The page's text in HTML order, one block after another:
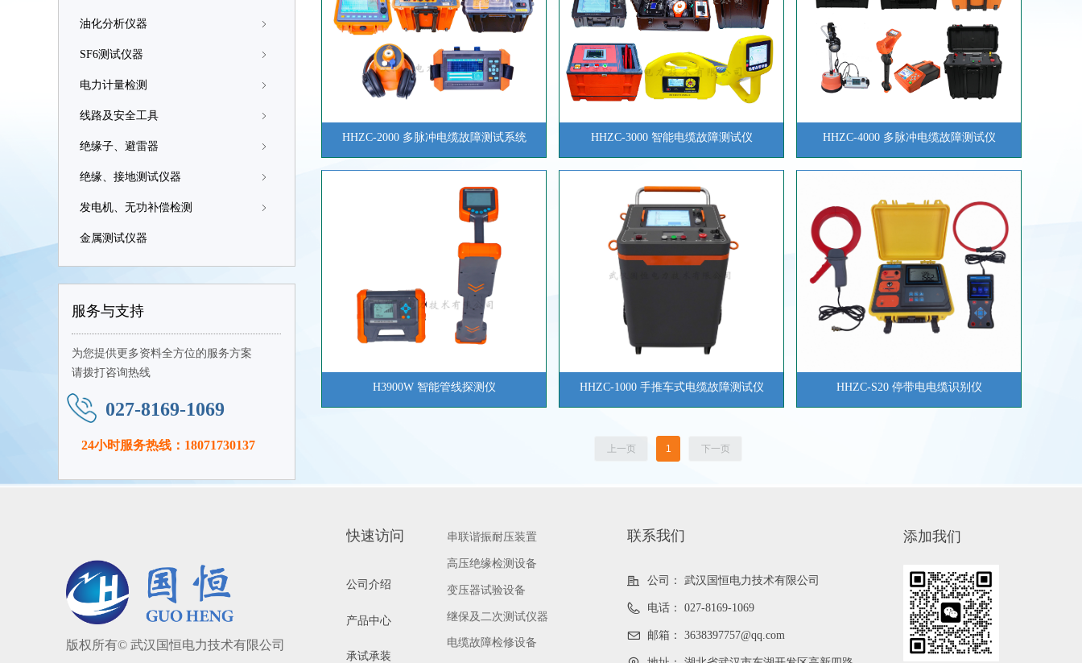
HHZC-2000 多脉冲电缆故障测试系统 HHZC-3000 智能电缆故障测试仪 HHZC-4000 多脉冲电缆故障测试仪
H3900W 智能管线探测仪 HHZC-1000 手推车式电缆故障测试仪 HHZC-S20 停带电电缆识别仪
上一页 1 下一页
服务与支持
为您提供更多资料全方位的服务方案
请拨打咨询热线
027-8169-1069
24小时服务热线：18071730137
ꁇ
油化分析仪器
ꁇ
SF6测试仪器
ꁇ
电力计量检测
ꁇ
线路及安全工具
ꁇ
绝缘子、避雷器
ꁇ
绝缘、接地测试仪器
ꁇ
发电机、无功补偿检测
金属测试仪器
版权所有© 武汉国恒电力技术有限公司
快速访问
公司介绍
产品中心
承试承装
串联谐振耐压装置
高压绝缘检测设备
变压器试验设备
继保及二次测试仪器
电缆故障检修设备
联系我们
公司： 武汉国恒电力技术有限公司
电话： 027-8169-1069
邮箱： 3638397757@qq.com
添加我们